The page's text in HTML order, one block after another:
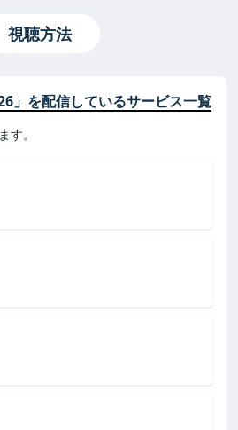
視聴方法
」を配信しているサービス一覧
す。